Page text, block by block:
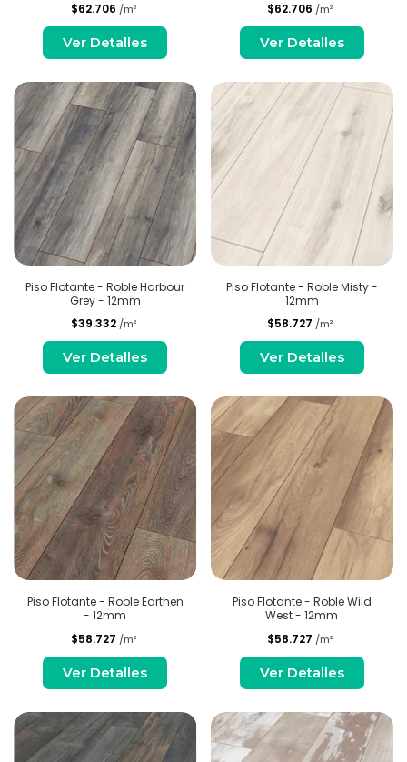
$62.706 /m²
Ver Detalles
$62.706 /m²
Ver Detalles
Piso Flotante - Roble Harbour
Grey - 12mm
$39.332 /m²
Ver Detalles
Piso Flotante - Roble Misty -
12mm
$58.727 /m²
Ver Detalles
Piso Flotante - Roble Earthen
- 12mm
$58.727 /m²
Ver Detalles
Piso Flotante - Roble Wild
West - 12mm
$58.727 /m²
Ver Detalles